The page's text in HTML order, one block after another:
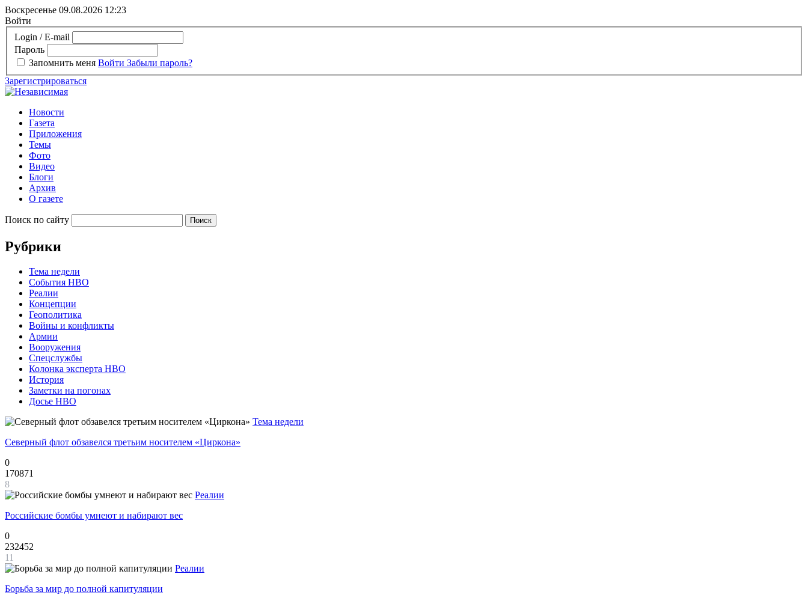
Воскресенье 09.08.2026 12:23
Войти
Login / E-mail
Пароль
Запомнить меня Войти Забыли пароль?
Зарегистрироваться
Новости
Газета
Приложения
Темы
Фото
Видео
Блоги
Архив
О газете
Поиск по сайту
Рубрики
Тема недели
События НВО
Реалии
Концепции
Геополитика
Войны и конфликты
Армии
Вооружения
Спецслужбы
Колонка эксперта НВО
История
Заметки на погонах
Досье НВО
Тема недели
Северный флот обзавелся третьим носителем «Циркона»
0
170871
8
Реалии
Российские бомбы умнеют и набирают вес
0
232452
11
Реалии
Борьба за мир до полной капитуляции